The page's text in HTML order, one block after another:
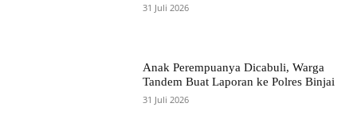
31 Juli 2026
Anak Perempuanya Dicabuli, Warga
Tandem Buat Laporan ke Polres Binjai
31 Juli 2026